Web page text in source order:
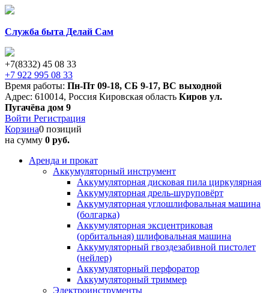
Служба быта Делай Сам
+7(8332) 45 08 33
+7 922 995 08 33
Время работы: Пн-Пт 09-18, СБ 9-17, ВС выходной
Адрес: 610014, Россия Кировская область Киров ул.
Пугачёва дом 9
Войти Регистрация
Корзина0 позиций
на сумму 0 руб.
Аренда и прокат
Аккумуляторный инструмент
Аккумуляторная дисковая пила циркулярная
Аккумуляторная дрель-шуруповёрт
Аккумуляторная углошлифовальная машина
(болгарка)
Аккумуляторная эксцентриковая
(орбитальная) шлифовальная машина
Аккумуляторный гвоздезабивной пистолет
(нейлер)
Аккумуляторный перфоратор
Аккумуляторный триммер
Электроинструменты